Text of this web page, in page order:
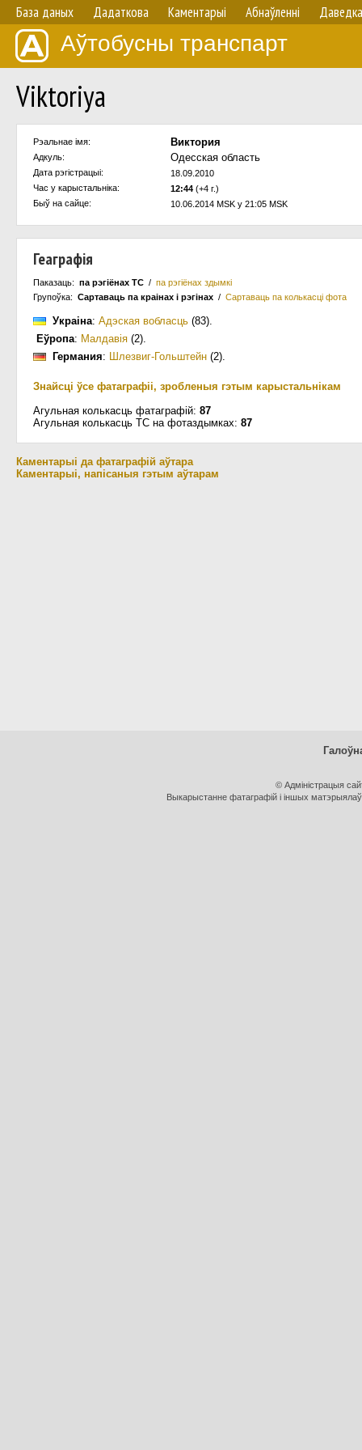
База даных Дадаткова Каментарыі Абнаўленнi Даведка
Аўтобусны транспарт
Viktoriya
Рэальнае імя: Виктория
Адкуль: Одесская область
Дата рэгістрацыі:
18.09.2010
Час у карыстальнiка:
12:44 (+4 г.)
Быў на сайце:
10.06.2014 MSK у 21:05 MSK
Геаграфія
Паказаць: па рэгіёнах ТС / па рэгіёнах здымкі
Групоўка: Сартаваць па краiнах i рэгінах / Сартаваць па колькасцi фота
Украіна: Адэская вобласць (83).
Еўропа: Малдавія (2).
Германия: Шлезвиг-Гольштейн (2).
Знайсці ўсе фатаграфіі, зробленыя гэтым карыстальнікам
Агульная колькасць фатаграфій: 87
Агульная колькасць ТС на фотаздымках: 87
Каментарыі да фатаграфій аўтара
Каментарыі, напісаныя гэтым аўтарам
© Адміністрацыя
Выкарыстанне фатаграфій і іншых